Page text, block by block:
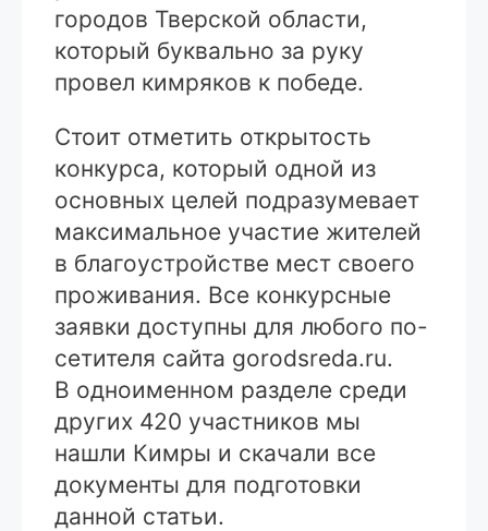
городов Тверской области,
который буквально за руку
провел кимряков к победе.
Стоит отметить открытость
конкурса, который одной из
основных целей подразумевает
максимальное участие жителей
в благоустройстве мест своего
проживания. Все конкурсные
заявки доступны для любого по-
сетителя сайта gorodsreda.ru.
В одноименном разделе среди
других 420 участников мы
нашли Кимры и скачали все
документы для подготовки
данной статьи.